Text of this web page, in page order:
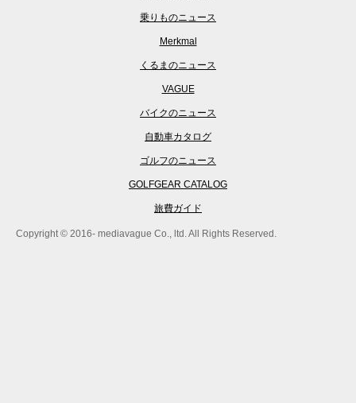
乗りものニュース
Merkmal
くるまのニュース
VAGUE
バイクのニュース
自動車カタログ
ゴルフのニュース
GOLFGEAR CATALOG
旅費ガイド
Copyright © 2016- mediavague Co., ltd. All Rights Reserved.